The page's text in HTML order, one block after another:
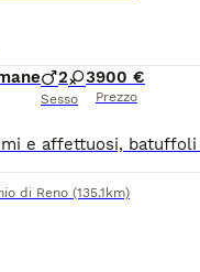
2 3
Sesso
900 €
Prezzo
di Reno (135.1km)